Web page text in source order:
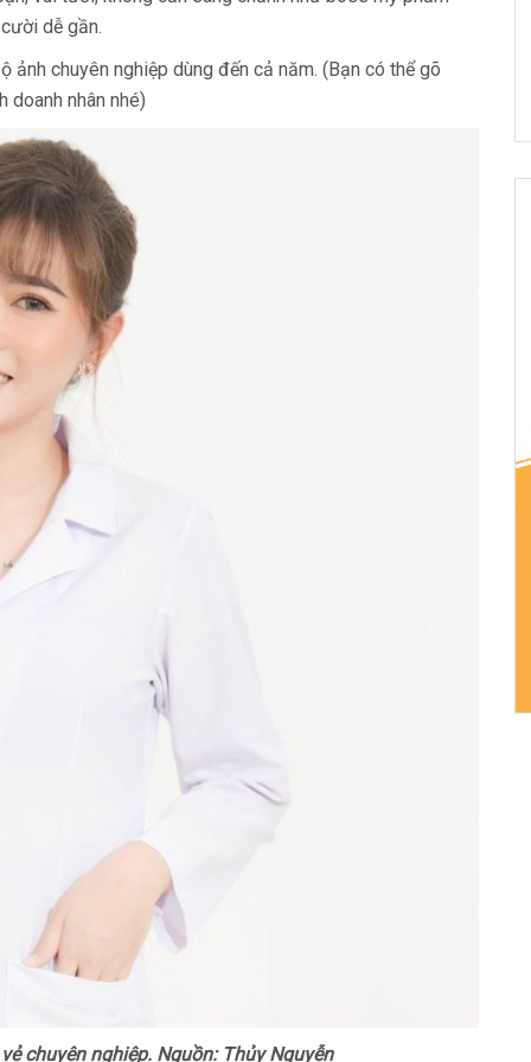
dễ gần.
chuyên nghiệp dùng đến cả năm. (Bạn có thể gõ
doanh nhân nhé)
chuyên nghiệp. Nguồn: Thủy Nguyễn